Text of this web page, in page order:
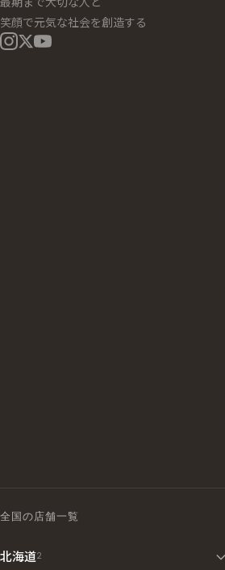
笑顔で元気な社会を創造する
全国の店舗一覧
北海道2